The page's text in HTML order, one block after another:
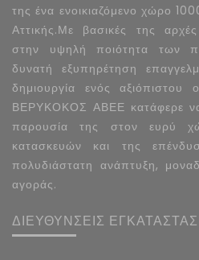
της ένα ενοικιαζόμενο χώρο
Αττικής.Με βασικές της
στην υψηλή ποιότητα των
δυνατή εξυπηρέτηση
δημιουργία ενός
ΒΕΡΥΚΟΚΟΣ ΑΒΕΕ κατάφερε να
παρουσία της στον ευρύ
κατασκευών και της
πολυδιάστατη ανάπτυξη,
αγοράς.
ΔΙΕΥΘΥΝΣΕΙΣ